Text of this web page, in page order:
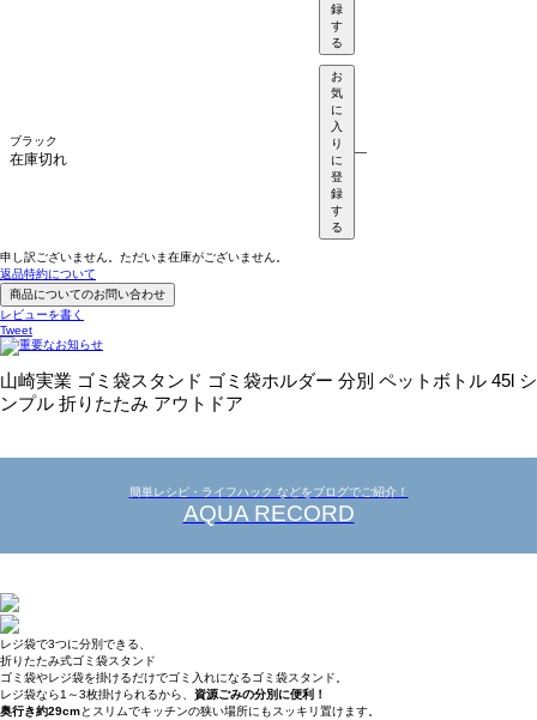
録
す
る
ブラック
在庫切れ
お
気
に
入
り
に
登
録
す
る
—
申し訳ございません。ただいま在庫がございません。
返品特約について
商品についてのお問い合わせ
レビューを書く
Tweet
山崎実業 ゴミ袋スタンド ゴミ袋ホルダー 分別 ペットボトル 45l シ
ンプル 折りたたみ アウトドア
簡単レシピ・ライフハック などをブログでご紹介！
AQUA RECORD
レジ袋で3つに分別できる、
折りたたみ式ゴミ袋スタンド
ゴミ袋やレジ袋を掛けるだけでゴミ入れになるゴミ袋スタンド。
レジ袋なら1～3枚掛けられるから、 資源ごみの分別に便利！
奥行き約29cmとスリムでキッチンの狭い場所にもスッキリ置けます。